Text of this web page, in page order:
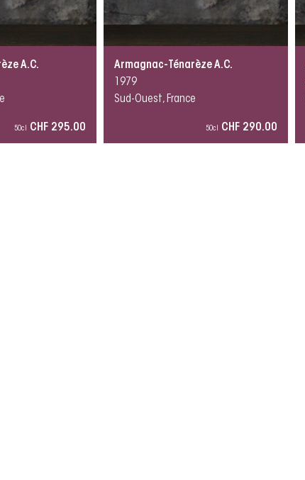
A.C.
50cl CHF 295.00
Armagnac-Ténarèze A.C.
1979
Sud-Ouest, France
50cl CHF 290.00